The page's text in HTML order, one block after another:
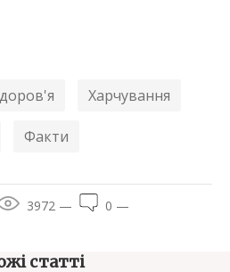
Харчування
Факти
3972 — 0 —
статті